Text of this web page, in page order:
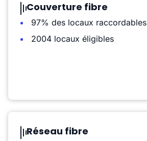
Couverture fibre
97% des locaux raccordables
2004 locaux éligibles
Réseau fibre